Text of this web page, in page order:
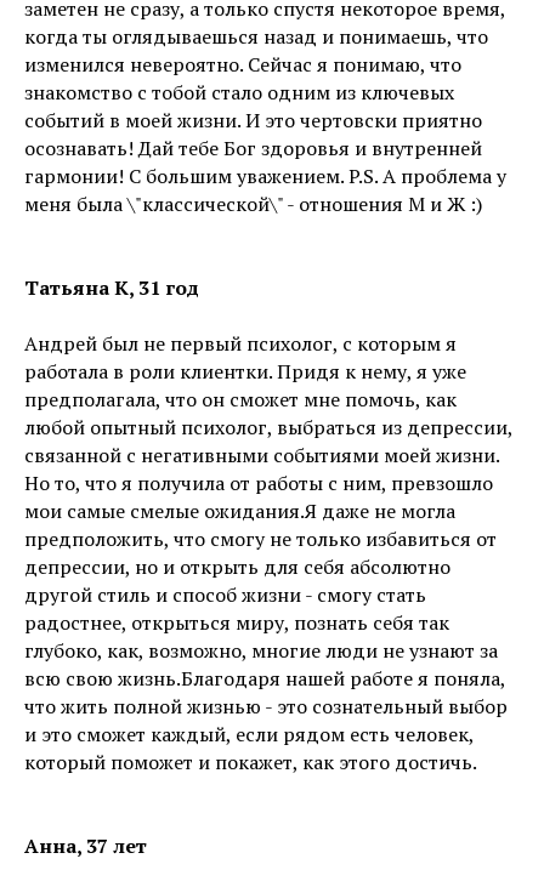
заметен не сразу, а только спустя некоторое время,
когда ты оглядываешься назад и понимаешь, что
изменился невероятно. Сейчас я понимаю, что
знакомство с тобой стало одним из ключевых
событий в моей жизни. И это чертовски приятно
осознавать! Дай тебе Бог здоровья и внутренней
гармонии! С большим уважением. P.S. А проблема у
меня была \"классической\" - отношения М и Ж :)
Татьяна К, 31 год
Андрей был не первый психолог, с которым я
работала в роли клиентки. Придя к нему, я уже
предполагала, что он сможет мне помочь, как
любой опытный психолог, выбраться из депрессии,
связанной с негативными событиями моей жизни.
Но то, что я получила от работы с ним, превзошло
мои самые смелые ожидания.Я даже не могла
предположить, что смогу не только избавиться от
депрессии, но и открыть для себя абсолютно
другой стиль и способ жизни - смогу стать
радостнее, открыться миру, познать себя так
глубоко, как, возможно, многие люди не узнают за
всю свою жизнь.Благодаря нашей работе я поняла,
что жить полной жизнью - это сознательный выбор
и это сможет каждый, если рядом есть человек,
который поможет и покажет, как этого достичь.
Анна, 37 лет